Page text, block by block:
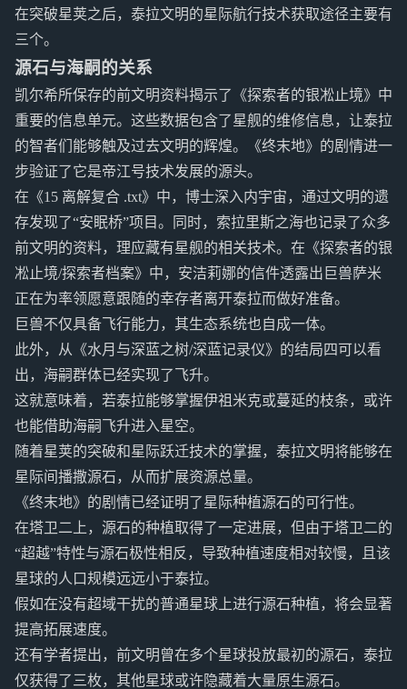
在突破星荚之后，泰拉文明的星际航行技术获取途径主要有
三个。
源石与海嗣的关系
凯尔希所保存的前文明资料揭示了《探索者的银凇止境》中
重要的信息单元。这些数据包含了星舰的维修信息，让泰拉
的智者们能够触及过去文明的辉煌。《终末地》的剧情进一
步验证了它是帝江号技术发展的源头。
在《15 离解复合 .txt》中，博士深入内宇宙，通过文明的遗
存发现了“安眠桥”项目。同时，索拉里斯之海也记录了众多
前文明的资料，理应藏有星舰的相关技术。在《探索者的银
凇止境/探索者档案》中，安洁莉娜的信件透露出巨兽萨米
正在为率领愿意跟随的幸存者离开泰拉而做好准备。
巨兽不仅具备飞行能力，其生态系统也自成一体。
此外，从《水月与深蓝之树/深蓝记录仪》的结局四可以看
出，海嗣群体已经实现了飞升。
这就意味着，若泰拉能够掌握伊祖米克或蔓延的枝条，或许
也能借助海嗣飞升进入星空。
随着星荚的突破和星际跃迁技术的掌握，泰拉文明将能够在
星际间播撒源石，从而扩展资源总量。
《终末地》的剧情已经证明了星际种植源石的可行性。
在塔卫二上，源石的种植取得了一定进展，但由于塔卫二的
“超越”特性与源石极性相反，导致种植速度相对较慢，且该
星球的人口规模远远小于泰拉。
假如在没有超域干扰的普通星球上进行源石种植，将会显著
提高拓展速度。
还有学者提出，前文明曾在多个星球投放最初的源石，泰拉
仅获得了三枚，其他星球或许隐藏着大量原生源石。